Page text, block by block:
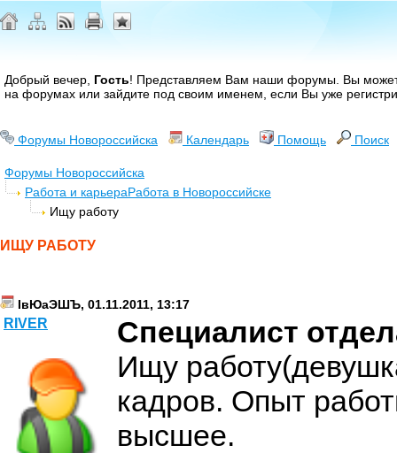
Добрый вечер, Гость! Представляем Вам наши форумы. Вы
на форумах или зайдите под своим именем, если Вы уже
Форумы Новороссийска Календарь Помощь Поиск
Форумы Новороссийска
Работа и карьераРабота в Новороссийске
Ищу работу
ИЩУ РАБОТУ
ІвЮаЭШЪ, 01.11.2011, 13:17
RIVER
Специалист
Ищу
кадров. Опыт
высшее.